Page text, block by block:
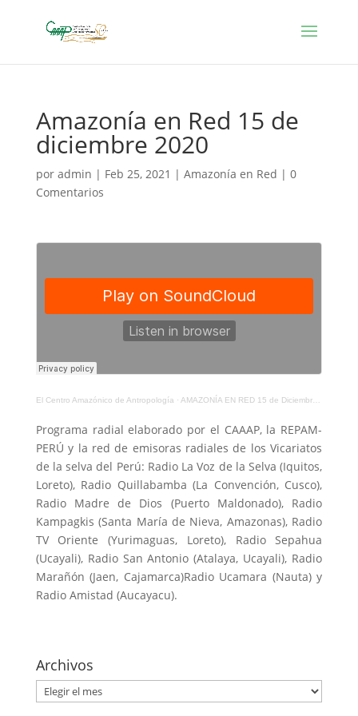
Amazonía en Red 15 de
diciembre 2020
por admin | Feb 25, 2021 | Amazonía en Red | 0
Comentarios
El Centro Amazónico de Antropología · AMAZONÍA EN RED 15 de Diciembre del 2020
Programa radial elaborado por el CAAAP, la REPAM-
PERÚ y la red de emisoras radiales de los Vicariatos
de la selva del Perú: Radio La Voz de la Selva (Iquitos,
Loreto), Radio Quillabamba (La Convención, Cusco),
Radio Madre de Dios (Puerto Maldonado), Radio
Kampagkis (Santa María de Nieva, Amazonas), Radio
TV Oriente (Yurimaguas, Loreto), Radio Sepahua
(Ucayali), Radio San Antonio (Atalaya, Ucayali), Radio
Marañón (Jaen, Cajamarca)Radio Ucamara (Nauta) y
Radio Amistad (Aucayacu).
Archivos
Archivos